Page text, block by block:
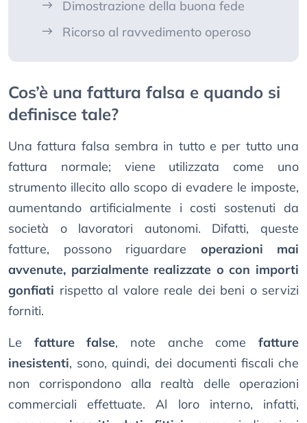
Dimostrazione della buona fede
Ricorso al ravvedimento operoso
Cos’è una fattura falsa e quando si
definisce tale?
Una fattura falsa sembra in tutto e per tutto una
fattura normale; viene utilizzata come uno
strumento illecito allo scopo di evadere le imposte,
aumentando artificialmente i costi sostenuti da
società o lavoratori autonomi. Difatti, queste
fatture, possono riguardare operazioni mai
avvenute, parzialmente realizzate o con importi
gonfiati rispetto al valore reale dei beni o servizi
forniti.
Le fatture false, note anche comefatture
inesistenti, sono, quindi, dei documenti fiscali che
non corrispondono alla realtà delle operazioni
commerciali effettuate. Al loro interno, infatti,